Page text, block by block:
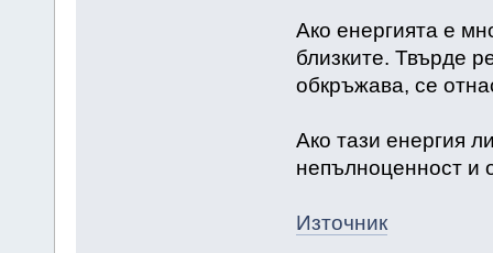
Ако енергията е
близките. Твърде
обкръжава, се
Ако тази енергия
непълноценност и
Източник